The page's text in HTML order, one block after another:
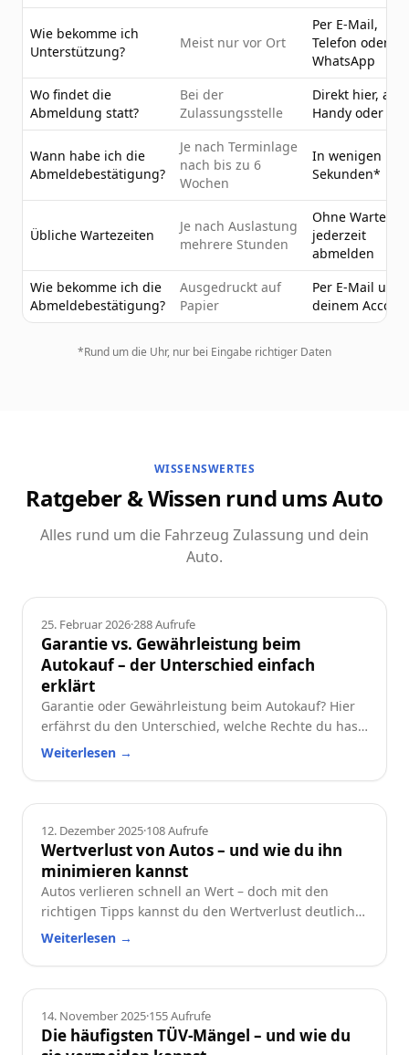
Wie bekomme ich
Unterstützung?
Meist nur vor Ort
Per E-Mail,
Telefon oder
WhatsApp
Wo findet die
Abmeldung statt?
Bei der
Zulassungsstelle
Direkt hier, am
Handy oder PC
Wann habe ich die
Abmeldebestätigung?
Je nach Terminlage
nach bis zu 6
Wochen
In wenigen
Sekunden*
Übliche Wartezeiten
Je nach Auslastung
mehrere Stunden
Ohne Wartezeit
jederzeit
abmelden
Wie bekomme ich die
Abmeldebestätigung?
Ausgedruckt auf
Papier
Per E-Mail und
deinem
*Rund um die Uhr, nur bei Eingabe richtiger Daten
WISSENSWERTES
Ratgeber & Wissen rund ums Auto
Alles rund um die Fahrzeug Zulassung und dein
Auto.
Ratgeber
25. Februar 2026·288Aufrufe
Garantie vs. Gewährleistung beim
Autokauf – der Unterschied einfach
erklärt
Garantie oder Gewährleistung beim Autokauf? Hier
erfährst du den Unterschied, welche Rechte du hast
und worauf du beim Neu- oder Gebrauchtwagen
Weiterlesen →
Ratgeber
12. Dezember 2025·108Aufrufe
Wertverlust von Autos – und wie du ihn
minimieren kannst
Autos verlieren schnell an Wert – doch mit den
richtigen Tipps kannst du den Wertverlust deutlich
reduzieren. Erfahre, welche Faktoren besonders
wertstabil hältst.
Weiterlesen →
Ratgeber
14. November 2025·155Aufrufe
Die häufigsten TÜV-Mängel – und wie du